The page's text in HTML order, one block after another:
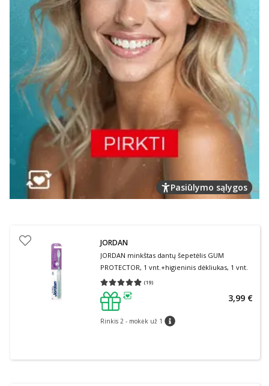
Pasiūlymo sąlygos
JORDAN
JORDAN minkštas dantų šepetėlis GUM
PROTECTOR, 1 vnt.+higieninis dėkliukas, 1 vnt.
(19)
Vidutinis įvertinimas 4.89
patarimas
Rinkis 2 - mokėk už 1 patarimas
3,99 €